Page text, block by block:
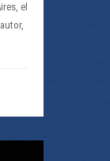
el